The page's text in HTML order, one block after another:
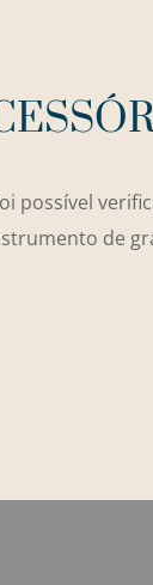
possível
de